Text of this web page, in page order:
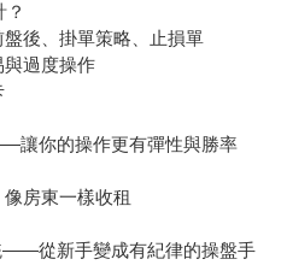
後、掛單策略、止損單
過度操作
讓你的操作更有彈性與勝率
房東一樣收租
——從新手變成有紀律的操盤手